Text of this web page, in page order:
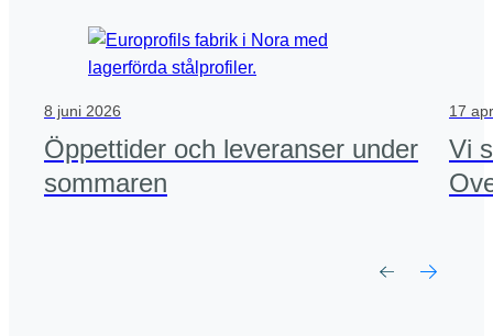
8 juni 2026
Öppettider och leveranser under
sommaren
17
Vi